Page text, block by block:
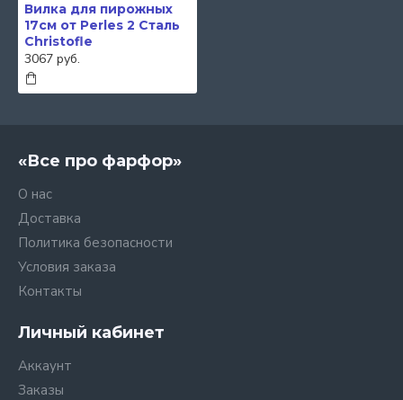
Вилка для пирожных
17см от Perles 2 Сталь
Christofle
3067 руб.
«Все про фарфор»
О нас
Доставка
Политика безопасности
Условия заказа
Контакты
Личный кабинет
Аккаунт
Заказы